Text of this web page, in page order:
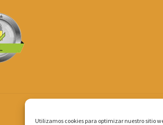
Utilizamos cookies para optimizar nuestro sitio